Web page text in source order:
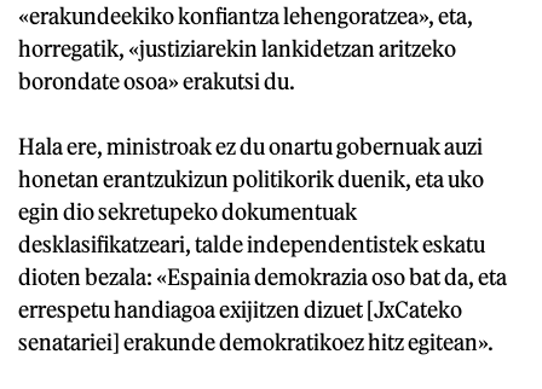
«erakundeekiko konfiantza lehengoratzea», eta,
horregatik, «justiziarekin lankidetzan aritzeko
borondate osoa» erakutsi du.
Hala ere, ministroak ez du onartu gobernuak auzi
honetan erantzukizun politikorik duenik, eta uko
egin dio sekretupeko dokumentuak
desklasifikatzeari, talde independentistek eskatu
dioten bezala: «Espainia demokrazia oso bat da, eta
errespetu handiagoa exijitzen dizuet [JxCateko
senatariei] erakunde demokratikoez hitz egitean».